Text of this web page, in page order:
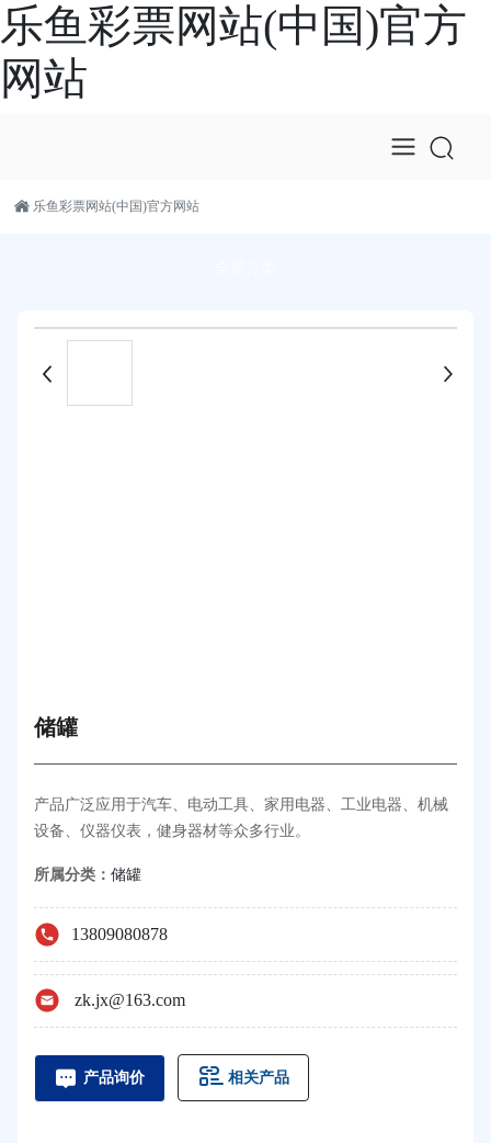
乐鱼彩票网站(中国)官方
网站
乐鱼彩票网站(中国)官方网站
储罐
产品广泛应用于汽车、电动工具、家用电器、工业电器、机械
设备、仪器仪表，健身器材等众多行业。
所属分类： 储罐
13809080878
zk.jx@163.com
产品询价 相关产品